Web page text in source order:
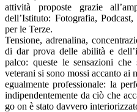
attività proposte grazie
dell’Istituto: Fotografia,
per le Terze.
Tensione, adrenalina,
di dar prova delle abilità e
palco: queste le sensazioni
veterani si sono mossi accanto ai
egualmente professionale: la
indipendentemente da ciò che
go on è stato davvero